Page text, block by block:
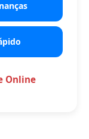
Online